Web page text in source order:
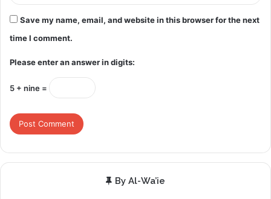
Save my name, email, and website in this browser for the next
time I comment.
Please enter an answer in digits:
5 + nine =
By Al-Wa’ie